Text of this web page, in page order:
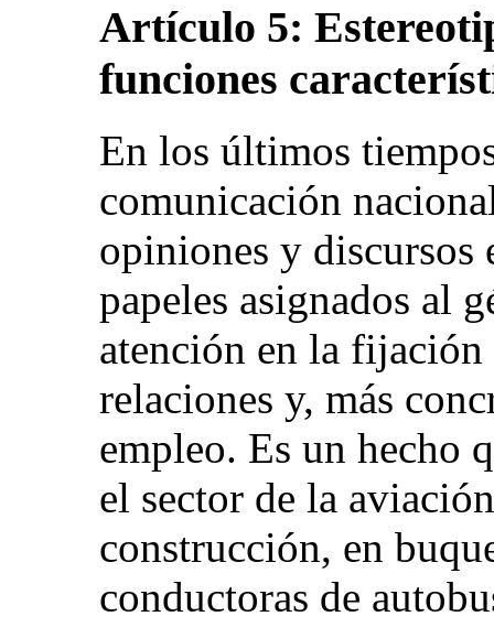
Artículo 5:
funciones
En los últimos
comunicación
opiniones y discursos
papeles asignados al
atención en la fijación
relaciones y, más
empleo. Es un hecho
el sector de la
construcción, en
conductoras de